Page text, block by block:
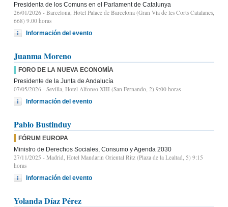
Presidenta de los Comuns en el Parlament de Catalunya
26/01/2026 - Barcelona, Hotel Palace de Barcelona (Gran Vía de les Corts Catalanes,
668) 9.00 horas
Información del evento
Juanma Moreno
FORO DE LA NUEVA ECONOMÍA
Presidente de la Junta de Andalucía
07/05/2026 - Sevilla, Hotel Alfonso XIII (San Fernando, 2) 9:00 horas
Información del evento
Pablo Bustinduy
FÓRUM EUROPA
Ministro de Derechos Sociales, Consumo y Agenda 2030
27/11/2025 - Madrid, Hotel Mandarin Oriental Ritz (Plaza de la Lealtad, 5) 9:15
horas
Información del evento
Yolanda Díaz Pérez